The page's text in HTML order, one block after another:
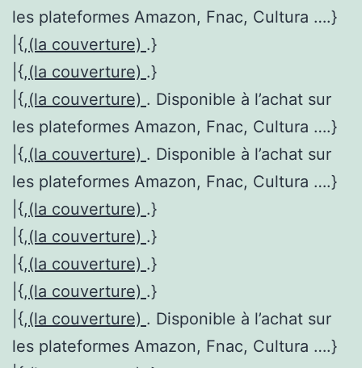
les plateformes Amazon, Fnac, Cultura ….}
|{,(la couverture) .}
|{,(la couverture) .}
|{,(la couverture) . Disponible à l’achat sur
les plateformes Amazon, Fnac, Cultura ….}
|{,(la couverture) . Disponible à l’achat sur
les plateformes Amazon, Fnac, Cultura ….}
|{,(la couverture) .}
|{,(la couverture) .}
|{,(la couverture) .}
|{,(la couverture) .}
|{,(la couverture) . Disponible à l’achat sur
les plateformes Amazon, Fnac, Cultura ….}